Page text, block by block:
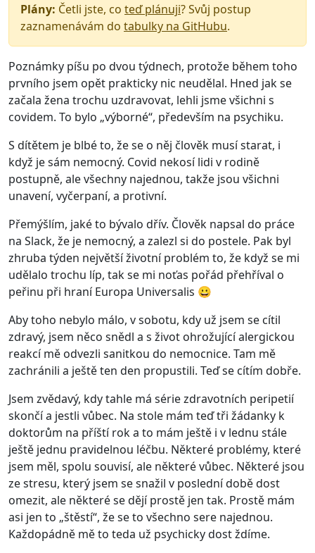
Plány: Četli jste, co teď plánuji? Svůj postup
zaznamenávám do tabulky na GitHubu.
Poznámky píšu po dvou týdnech, protože během toho
prvního jsem opět prakticky nic neudělal. Hned jak se
začala žena trochu uzdravovat, lehli jsme všichni s
covidem. To bylo „výborné“, především na psychiku.
S dítětem je blbé to, že se o něj člověk musí starat, i
když je sám nemocný. Covid nekosí lidi v rodině
postupně, ale všechny najednou, takže jsou všichni
unavení, vyčerpaní, a protivní.
Přemýšlím, jaké to bývalo dřív. Člověk napsal do práce
na Slack, že je nemocný, a zalezl si do postele. Pak byl
zhruba týden největší životní problém to, že když se mi
udělalo trochu líp, tak se mi noťas pořád přehříval o
peřinu při hraní Europa Universalis 😀
Aby toho nebylo málo, v sobotu, kdy už jsem se cítil
zdravý, jsem něco snědl a s život ohrožující alergickou
reakcí mě odvezli sanitkou do nemocnice. Tam mě
zachránili a ještě ten den propustili. Teď se cítím dobře.
Jsem zvědavý, kdy tahle má série zdravotních peripetií
skončí a jestli vůbec. Na stole mám teď tři žádanky k
doktorům na příští rok a to mám ještě i v lednu stále
ještě jednu pravidelnou léčbu. Některé problémy, které
jsem měl, spolu souvisí, ale některé vůbec. Některé jsou
ze stresu, který jsem se snažil v poslední době dost
omezit, ale některé se dějí prostě jen tak. Prostě mám
asi jen to „štěstí“, že se to všechno sere najednou.
Každopádně mě to teda už psychicky dost ždíme.